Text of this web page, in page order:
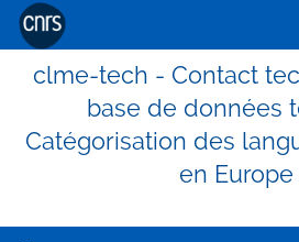
clme-tech - Contact
base de données
Catégorisation des
en Europe